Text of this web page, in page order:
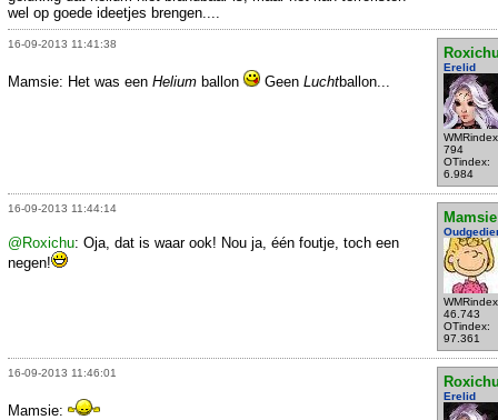
wel op goede ideetjes brengen....
16-09-2013 11:41:38
Erelid
794
OTindex:
6.984
Mamsie: Het was een Helium ballon Geen Luchtballon...
16-09-2013 11:44:14
Mamsie
46.743
OTindex:
97.361
@Roxichu: Oja, dat is waar ook! Nou ja, één foutje, toch een
negen!
16-09-2013 11:46:01
Erelid
Mamsie: